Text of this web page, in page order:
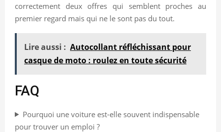
correctement deux offres qui semblent proches au
premier regard mais qui ne le sont pas du tout.
Lire aussi : Autocollant réfléchissant pour
casque de moto : roulez en toute sécurité
FAQ
Pourquoi une voiture est-elle souvent indispensable
pour trouver un emploi ?